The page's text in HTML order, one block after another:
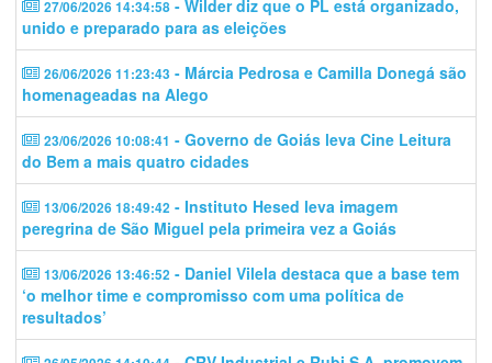
27/06/2026 14:34:58 - Wilder diz que o PL está organizado,
unido e preparado para as eleições
26/06/2026 11:23:43 - Márcia Pedrosa e Camilla Donegá são
homenageadas na Alego
23/06/2026 10:08:41 - Governo de Goiás leva Cine Leitura
do Bem a mais quatro cidades
13/06/2026 18:49:42 - Instituto Hesed leva imagem
peregrina de São Miguel pela primeira vez a Goiás
13/06/2026 13:46:52 - Daniel Vilela destaca que a base tem
‘o melhor time e compromisso com uma política de
resultados’